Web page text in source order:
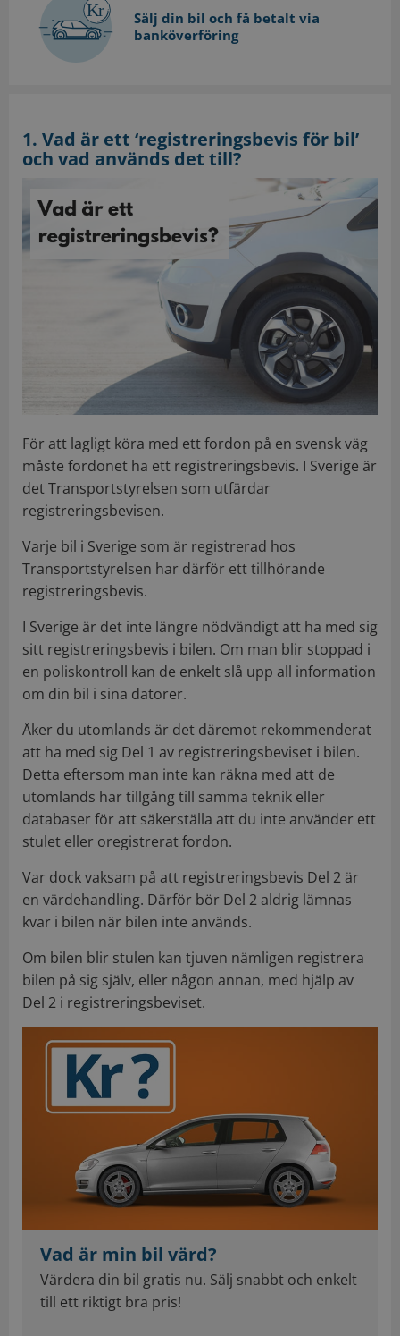
Sälj din bil och få betalt via
banköverföring
1. Vad är ett ‘registreringsbevis för bil’
och vad används det till?
För att lagligt köra med ett fordon på en svensk väg
måste fordonet ha ett registreringsbevis. I Sverige är
det Transportstyrelsen som utfärdar
registreringsbevisen.
Varje bil i Sverige som är registrerad hos
Transportstyrelsen har därför ett tillhörande
registreringsbevis.
I Sverige är det inte längre nödvändigt att ha med sig
sitt registreringsbevis i bilen. Om man blir stoppad i
en poliskontroll kan de enkelt slå upp all information
om din bil i sina datorer.
Åker du utomlands är det däremot rekommenderat
att ha med sig Del 1 av registreringsbeviset i bilen.
Detta eftersom man inte kan räkna med att de
utomlands har tillgång till samma teknik eller
databaser för att säkerställa att du inte använder ett
stulet eller oregistrerat fordon.
Var dock vaksam på att registreringsbevis Del 2 är
en värdehandling. Därför bör Del 2 aldrig lämnas
kvar i bilen när bilen inte används.
Om bilen blir stulen kan tjuven nämligen registrera
bilen på sig själv, eller någon annan, med hjälp av
Del 2 i registreringsbeviset.
Vad är min bil värd?
Värdera din bil gratis nu. Sälj snabbt och enkelt
till ett riktigt bra pris!